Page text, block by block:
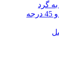
گرد